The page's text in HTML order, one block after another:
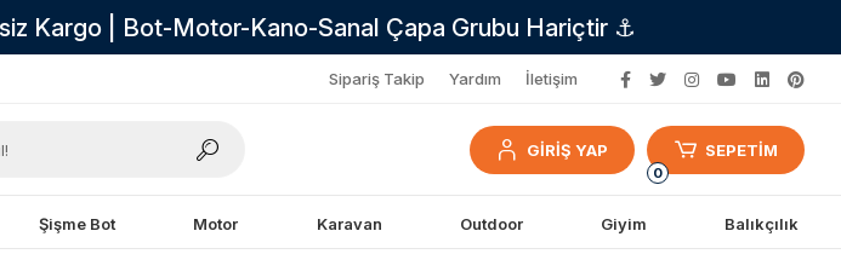
Kargo | Bot-Motor-Kano-Sanal Çapa Grubu Hariçtir ⚓
Sipariş Takip Yardım İletişim
GİRİŞ YAP
0
SEPETİM
Şişme Bot Motor Karavan Outdoor Giyim Balıkçılık